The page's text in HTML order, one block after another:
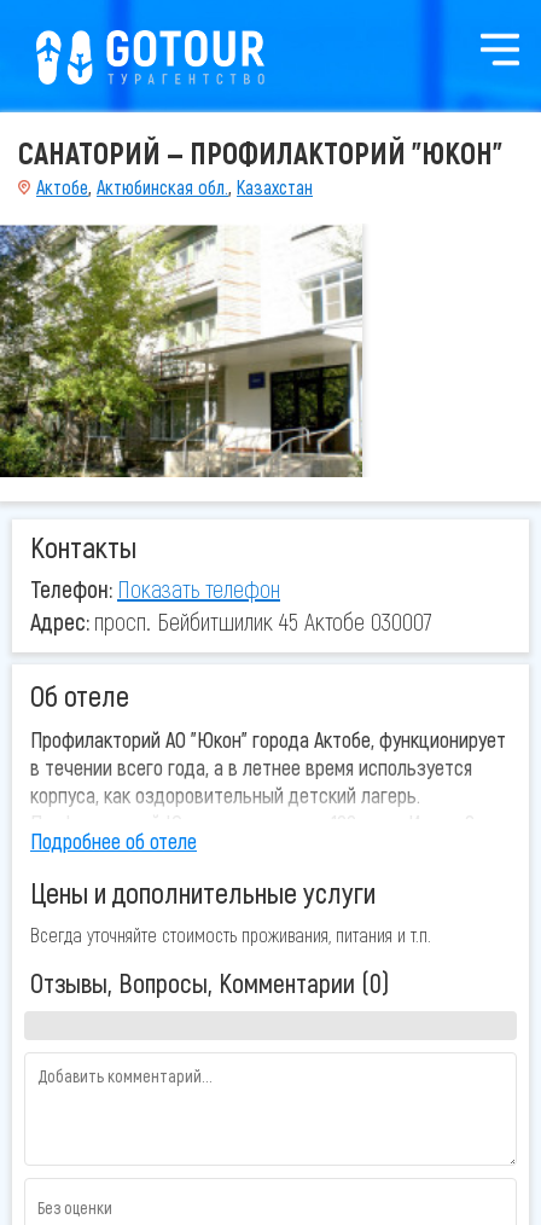
САНАТОРИЙ — ПРОФИЛАКТОРИЙ "ЮКОН"
Актобе, Актюбинская обл., Казахстан
Контакты
Телефон: Показать телефон
Адрес: просп. Бейбитшилик 45 Актобе 030007
Об отеле
Профилакторий АО "Юкон" города Актобе, функционирует
в течении всего года, а в летнее время используется
корпуса, как оздоровительный детский лагерь.
корпуса - лечебный и жилой. Отдыхающие размещаются
в жилом благоустроенном 4-х этажном корпусе с 2-х и 3-
х местными комнатами.
Санаторий-профилакторий «Юкон»приглашает всех
лечениеи предлагает все виды лечебно-
профилактических услуг. Здание состоит из 2-х корпусов:
жилого и лечебного, связанных между собой теплым
переходом.
питание, лечебные процедуры.
Подробнее об отеле
Цены и дополнительные услуги
Всегда уточняйте стоимость проживания, питания и т.п.
Отзывы, Вопросы, Комментарии (0)